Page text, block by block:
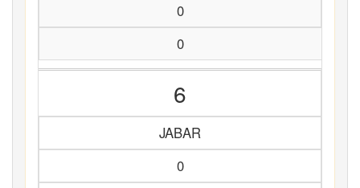
0
0
6
JABAR
0